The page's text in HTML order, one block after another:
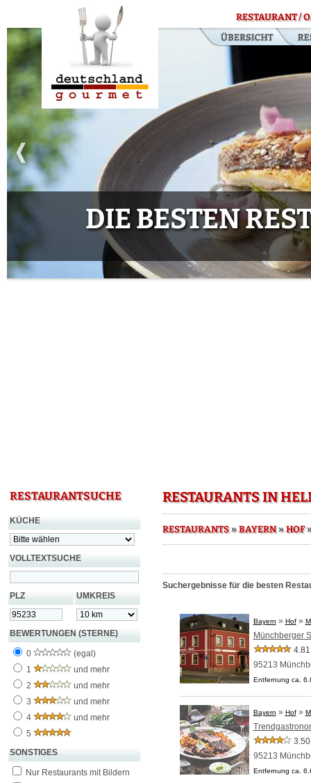
RESTAURANT /
DIE BESTEN
RESTAURANTSUCHE
KÜCHE
VOLLTEXTSUCHE
PLZ UMKREIS
BEWERTUNGEN (STERNE)
0
(egal)
1
und mehr
2
und mehr
3
und mehr
4
und mehr
5
SONSTIGES
Nur Restaurants mit Bildern
RESTAURANTS IN
RESTAURANTS»BAYERN»HOF
Suchergebnisse für die besten
Bayern » Hof»
Münchberger
95213
Entfernung ca.
Bayern » Hof»
95213
Entfernung ca.